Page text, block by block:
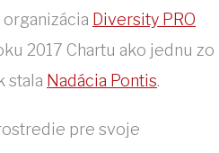
Diversity PRO
2017 Chartu ako jednu zo
stala Nadácia Pontis.
pre svoje